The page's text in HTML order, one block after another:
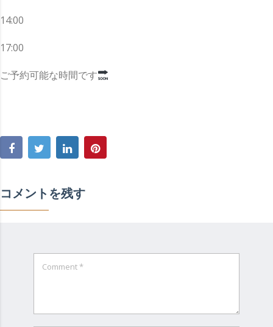
14:00
17:00
ご予約可能な時間です
コメントを残す